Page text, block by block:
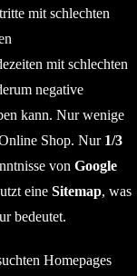
mit schlechten
mit schlechten
negative
kann. Nur wenige
Shop. Nur 1/3
von Google
eine Sitemap, was
bedeutet.
Homepages